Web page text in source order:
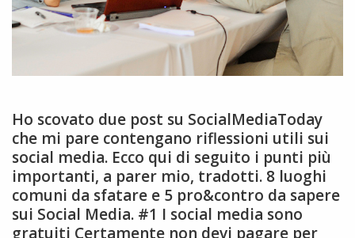
Ho scovato due post su SocialMediaToday
che mi pare contengano riflessioni utili sui
social media. Ecco qui di seguito i punti più
importanti, a parer mio, tradotti. 8 luoghi
comuni da sfatare e 5 pro&contro da sapere
sui Social Media. #1 I social media sono
gratuiti Certamente non devi pagare per